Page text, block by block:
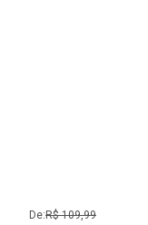
De:R$ 109,99